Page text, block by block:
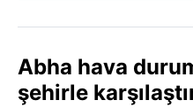
Abha hava
şehirle